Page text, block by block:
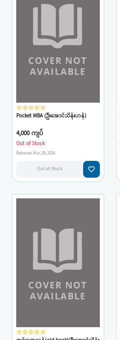
star_borderstar_borderstar_borderstar_borderstar_border
Pocket MBA (ဦးအောင်သိန်းဟန်)
4,000 ကျပ်
Out of Stock
Releases Mar 28, 2026
Out of Stock favorite_border
star_borderstar_borderstar_borderstar_borderstar_border